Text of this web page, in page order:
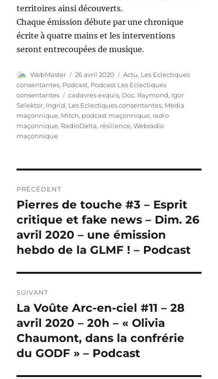
territoires ainsi découverts.
Chaque émission débute par une chronique
écrite à quatre mains et les interventions
seront entrecoupées de musique.
Auteur
WebMaster
Publié
le
26 avril 2020 Catégories
Actu, Les Eclectiques
consentantes, Podcast, Podcast Les Eclectiques
consentantes
Étiquettes
cadavres exquis, Doc. Raymond, Igor
Selektor, Ingrid, Les Eclectiques consentantes, Media
maçonnique, Mitch, podcast maçonnique, radio
maçonnique, RadioDelta, résilience,Webradio
maçonnique
de
l’article
PRÉCÉDENT
Publication
précédente :
Pierres de touche #3 – Esprit
critique et fake news – Dim. 26
avril 2020 – une émission
hebdo de la GLMF ! – Podcast
SUIVANT
Publication
suivante :
La Voûte Arc-en-ciel #11 – 28
avril 2020 – 20h – « Olivia
Chaumont, dans la confrérie
du GODF » – Podcast